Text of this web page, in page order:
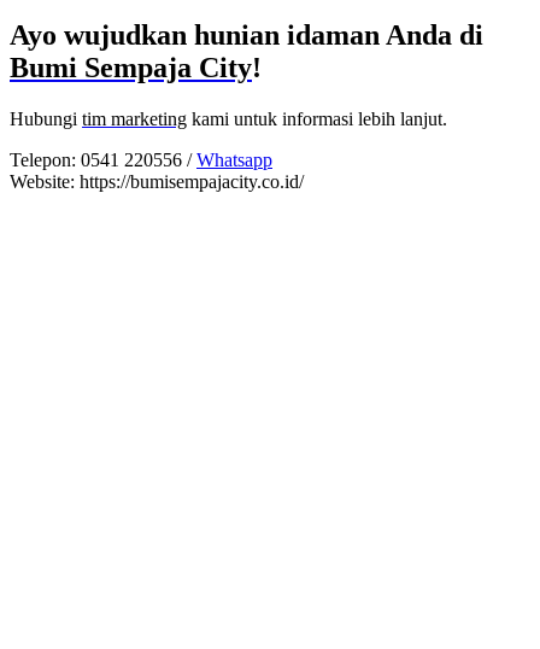
Ayo wujudkan hunian idaman Anda di
Bumi Sempaja City!
Hubungi tim marketing kami untuk informasi lebih lanjut.
Telepon: 0541 220556 /Whatsapp
Website: https://bumisempajacity.co.id/